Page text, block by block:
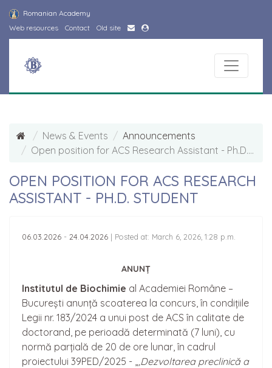
Romanian Academy
Web resources
Contact Old site
News & Events
Announcements
Open position for ACS Research Assistant - Ph.D. student
OPEN POSITION FOR ACS RESEARCH
ASSISTANT - PH.D. STUDENT
06.03.2026 - 24.04.2026 | Posted at: March 6, 2026, 1:28 p.m.
ANUNȚ
Institutul de Biochimie al Academiei Române –
București anunță scoaterea la concurs, în condițiile
Legii nr. 183/2024 a unui post de ACS în calitate de
doctorand, pe perioadă determinată (7 luni), cu
normă parțială de 20 de ore lunar, în cadrul
proiectului 39PED/2025 - „‚Dezvoltarea preclinică a